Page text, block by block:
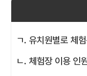
ㄱ. 유치원별로 체
ㄴ. 체험장 이용 인